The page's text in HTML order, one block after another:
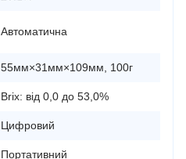
Автоматична
55мм×31мм×109мм, 100г
Brix: від 0,0 до 53,0%
Цифровий
Портативний